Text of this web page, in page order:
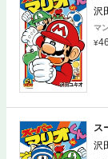
沢
マ
ス
沢